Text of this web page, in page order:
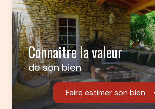
Connaitre la valeur
de son bien
Faire estimer son bien